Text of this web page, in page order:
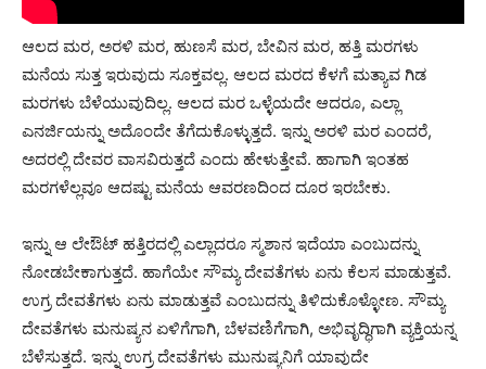
ಆಲದ ಮರ, ಅರಳಿ ಮರ, ಹುಣಸೆ ಮರ, ಬೇವಿನ ಮರ, ಹತ್ತಿ ಮರಗಳು
ಮನೆಯ ಸುತ್ತ ಇರುವುದು ಸೂಕ್ತವಲ್ಲ. ಆಲದ ಮರದ ಕೆಳಗೆ ಮತ್ಯಾವ ಗಿಡ
ಮರಗಳು ಬೆಳೆಯುವುದಿಲ್ಲ. ಆಲದ ಮರ ಒಳ್ಳೆಯದೇ ಆದರೂ, ಎಲ್ಲಾ
ಎನರ್ಜಿಯನ್ನು ಅದೊಂದೇ ತೆಗೆದುಕೊಳ್ಳುತ್ತದೆ. ಇನ್ನು ಅರಳಿ ಮರ ಎಂದರೆ,
ಅದರಲ್ಲಿ ದೇವರ ವಾಸವಿರುತ್ತದೆ ಎಂದು ಹೇಳುತ್ತೇವೆ. ಹಾಗಾಗಿ ಇಂತಹ
ಮರಗಳೆಲ್ಲವೂ ಆದಷ್ಟು ಮನೆಯ ಆವರಣದಿಂದ ದೂರ ಇರಬೇಕು.
ಇನ್ನು ಆ ಲೇಔಟ್ ಹತ್ತಿರದಲ್ಲಿ ಎಲ್ಲಾದರೂ ಸ್ಮಶಾನ ಇದೆಯಾ ಎಂಬುದನ್ನು
ನೋಡಬೇಕಾಗುತ್ತದೆ. ಹಾಗೆಯೇ ಸೌಮ್ಯ ದೇವತೆಗಳು ಏನು ಕೆಲಸ ಮಾಡುತ್ತವೆ.
ಉಗ್ರ ದೇವತೆಗಳು ಏನು ಮಾಡುತ್ತವೆ ಎಂಬುದನ್ನು ತಿಳಿದುಕೊಳ್ಳೋಣ. ಸೌಮ್ಯ
ದೇವತೆಗಳು ಮನುಷ್ಯನ ಏಳಿಗೆಗಾಗಿ, ಬೆಳವಣಿಗೆಗಾಗಿ, ಅಭಿವೃದ್ಧಿಗಾಗಿ ವ್ಯಕ್ತಿಯನ್ನ
ಬೆಳೆಸುತ್ತದೆ. ಇನ್ನು ಉಗ್ರ ದೇವತೆಗಳು ಮುನುಷ್ಯನಿಗೆ ಯಾವುದೇ